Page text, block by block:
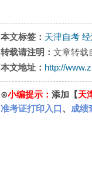
本文标签： 天津自考
转载请注明： 文章转载
本文地址： http://
⊙小编提示： 添加【天
准考证打印入口、 成绩